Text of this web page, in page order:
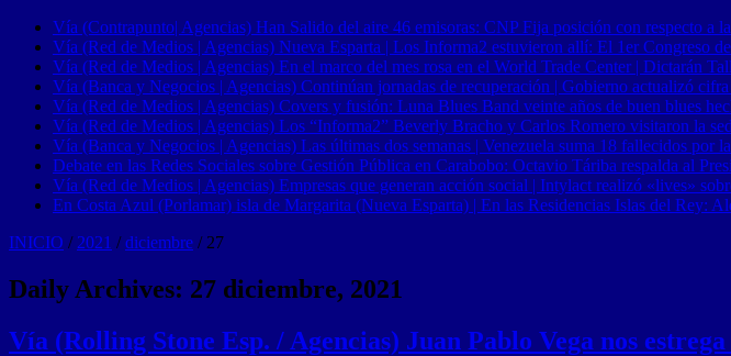
Vía (Contrapunto| Agencias) Han Salido del aire 46 emisoras: CNP Fija posición con respecto a
Vía (Red de Medios | Agencias) Nueva Esparta | Los Informa2 estuvieron allí: El 1er Congreso
Vía (Red de Medios | Agencias) En el marco del mes rosa en el World Trade Center | Dictarán
Vía (Banca y Negocios | Agencias) Continúan jornadas de recuperación | Gobierno actualizó
Vía (Red de Medios | Agencias) Covers y fusión: Luna Blues Band veinte años de buen blues
Vía (Red de Medios | Agencias) Los “Informa2” Beverly Bracho y Carlos Romero visitaron la
Vía (Banca y Negocios | Agencias) Las últimas dos semanas | Venezuela suma 18 fallecidos por
Debate en las Redes Sociales sobre Gestión Pública en Carabobo: Octavio Táriba respalda al
Vía (Red de Medios | Agencias) Empresas que generan acción social | Intylact realizó «lives»
En Costa Azul (Porlamar) isla de Margarita (Nueva Esparta) | En las Residencias Islas del Rey:
INICIO / 2021 / diciembre / 27
Daily Archives: 27 diciembre, 2021
Vía (Rolling Stone Esp. / Agencias) Juan Pablo Vega nos